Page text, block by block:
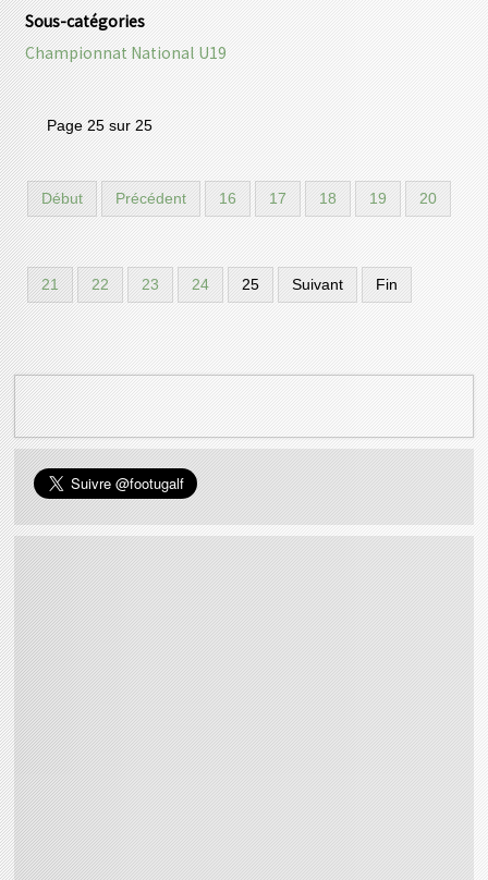
Sous-catégories
Championnat National U19
Page 25 sur 25
Début Précédent 16 17 18 19 20
21 22 23 24 25 Suivant Fin